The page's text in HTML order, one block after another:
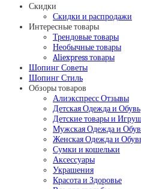
Скидки
Скидки и распродажи
Интересные товары
Трендовые товары
Необычные товары
Aliexpress товары
Шопинг Советы
Шопинг Стиль
Обзоры товаров
Алиэкспресс Отзывы
Детская Одежда и Обувь
Детские товары и
Мужская Одежда и
Женская Одежда и
Сумки и кошельки
Аксессуары
Украшения
Красота и Здоровье